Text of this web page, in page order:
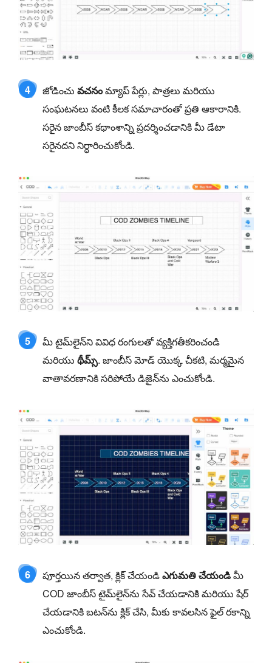
4 జోడించు వచనంమ్యాప్ పేర్లు, పాత్రలు మరియు
సంఘటనలు వంటి కీలక సమాచారంతో ప్రతి ఆకారానికి.
సరైన జాంబీస్ కథాంశాన్ని ప్రదర్శించడానికి మీ డేటా
సరైనదని నిర్ధారించుకోండి.
5
మీ టైమ్‌లైన్‌ని వివిధ రంగులతో వ్యక్తిగతీకరించండి
మరియు థీమ్స్. జాంబీస్ మోడ్ యొక్క చీకటి, మర్మమైన
వాతావరణానికి సరిపోయే డిజైన్‌ను ఎంచుకోండి.
6 పూర్తయిన తర్వాత, క్లిక్ చేయండిఎగుమతి చేయండిమీ
COD జాంబీస్ టైమ్‌లైన్‌ను సేవ్ చేయడానికి మరియు షేర్
చేయడానికి బటన్‌ను క్లిక్ చేసి, మీకు కావలసిన ఫైల్ రకాన్ని
ఎంచుకోండి.